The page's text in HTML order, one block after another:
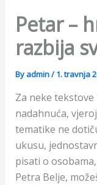
Petar –
razbija
By admin/1. travnja
Za neke
nadahnuća,
tematike ne
ukusu,
pisati o
Petra Belje,